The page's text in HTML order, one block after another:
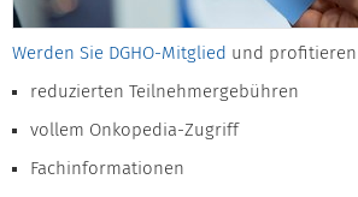
Werden Sie DGHO-Mitglied und profitieren
reduzierten Teilnehmergebühren
vollem Onkopedia-Zugriff
Fachinformationen